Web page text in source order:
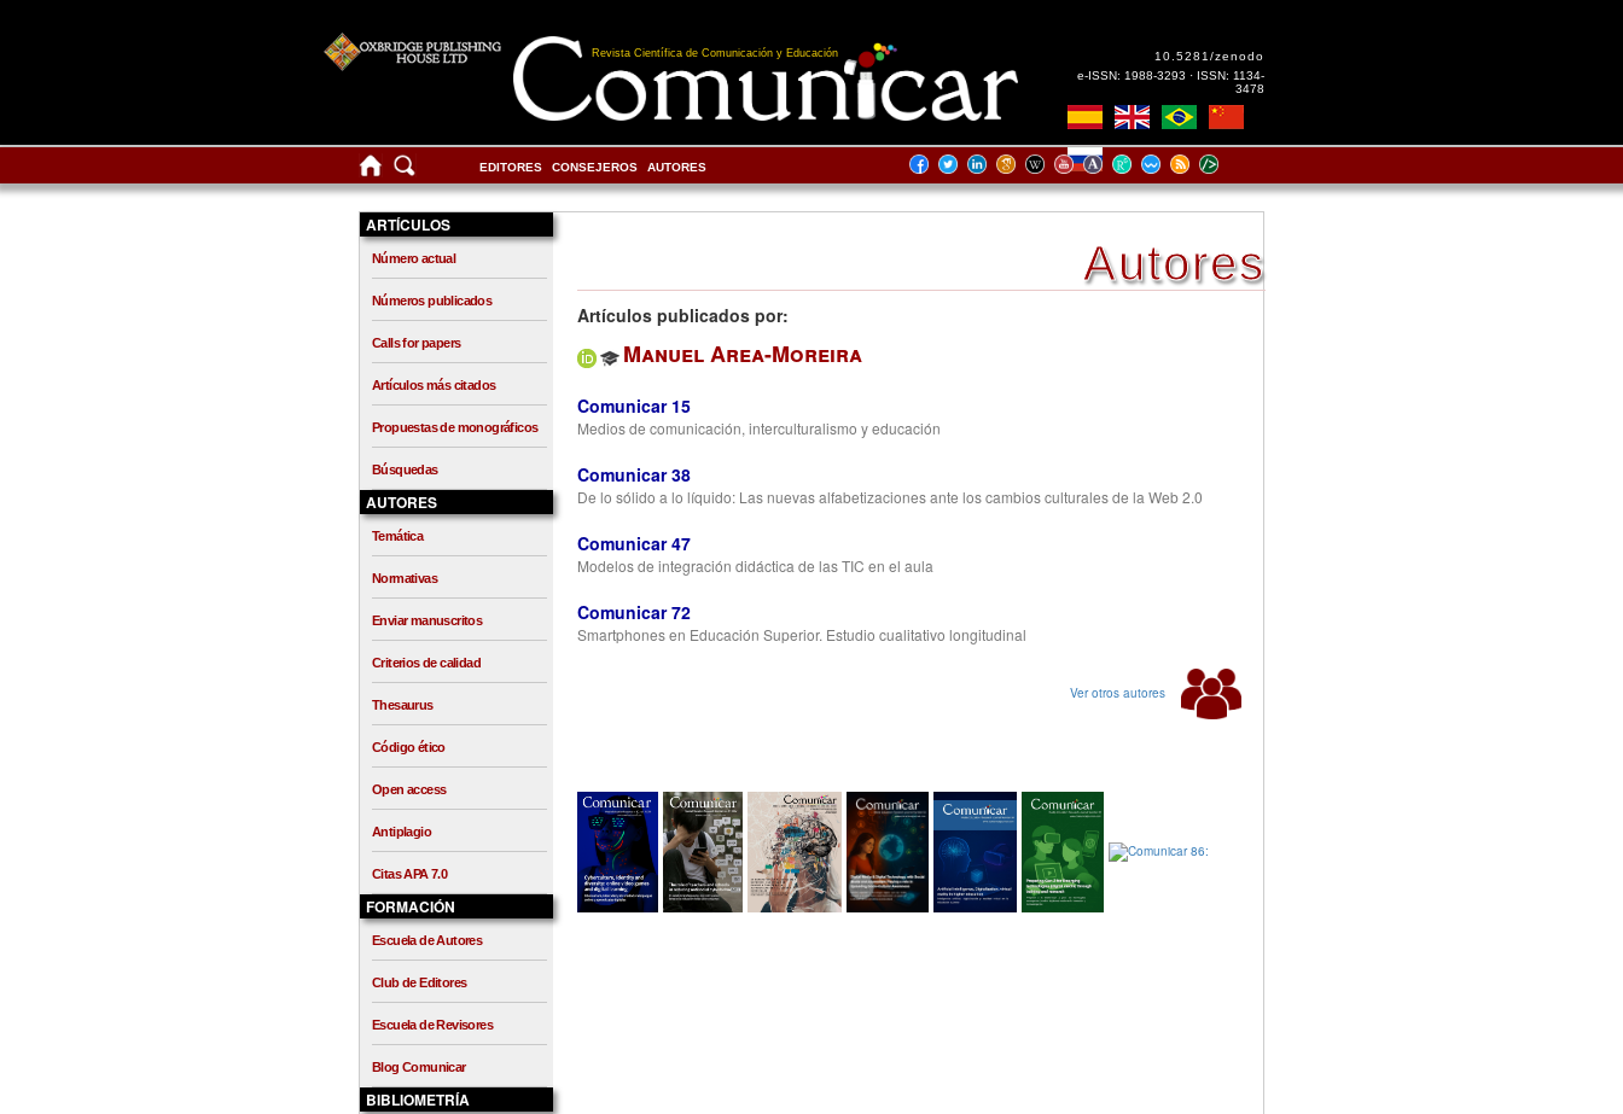
Revista Científica de Comunicación y Educación
10.5281/zenodo
e-ISSN: 1988-3293 · ISSN: 1134-
3478
EDITORES CONSEJEROS AUTORES
ARTÍCULOS
Número actual
Números publicados
Calls for papers
Artículos más citados
Propuestas de monográficos
Búsquedas
AUTORES
Temática
Normativas
Enviar manuscritos
Criterios de calidad
Thesaurus
Código ético
Open access
Antiplagio
Citas APA 7.0
FORMACIÓN
Escuela de Autores
Club de Editores
Escuela de Revisores
Blog Comunicar
BIBLIOMETRÍA
Autores
Artículos publicados por:
Manuel Area-Moreira
Comunicar 15
Medios de comunicación, interculturalismo y educación
Comunicar 38
De lo sólido a lo líquido: Las nuevas alfabetizaciones ante los cambios culturales de la Web 2.0
Comunicar 47
Modelos de integración didáctica de las TIC en el aula
Comunicar 72
Smartphones en Educación Superior. Estudio cualitativo longitudinal
Ver otros autores